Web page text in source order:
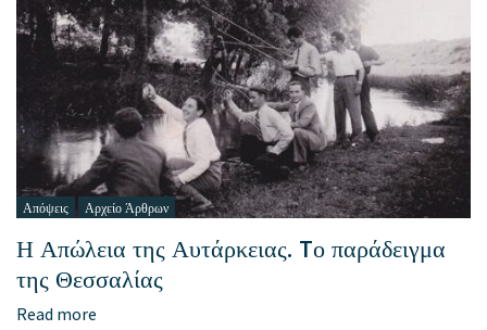
Απόψεις Αρχείο Άρθρων
Η Απώλεια της Αυτάρκειας. Tο παράδειγμα
της Θεσσαλίας
Read more